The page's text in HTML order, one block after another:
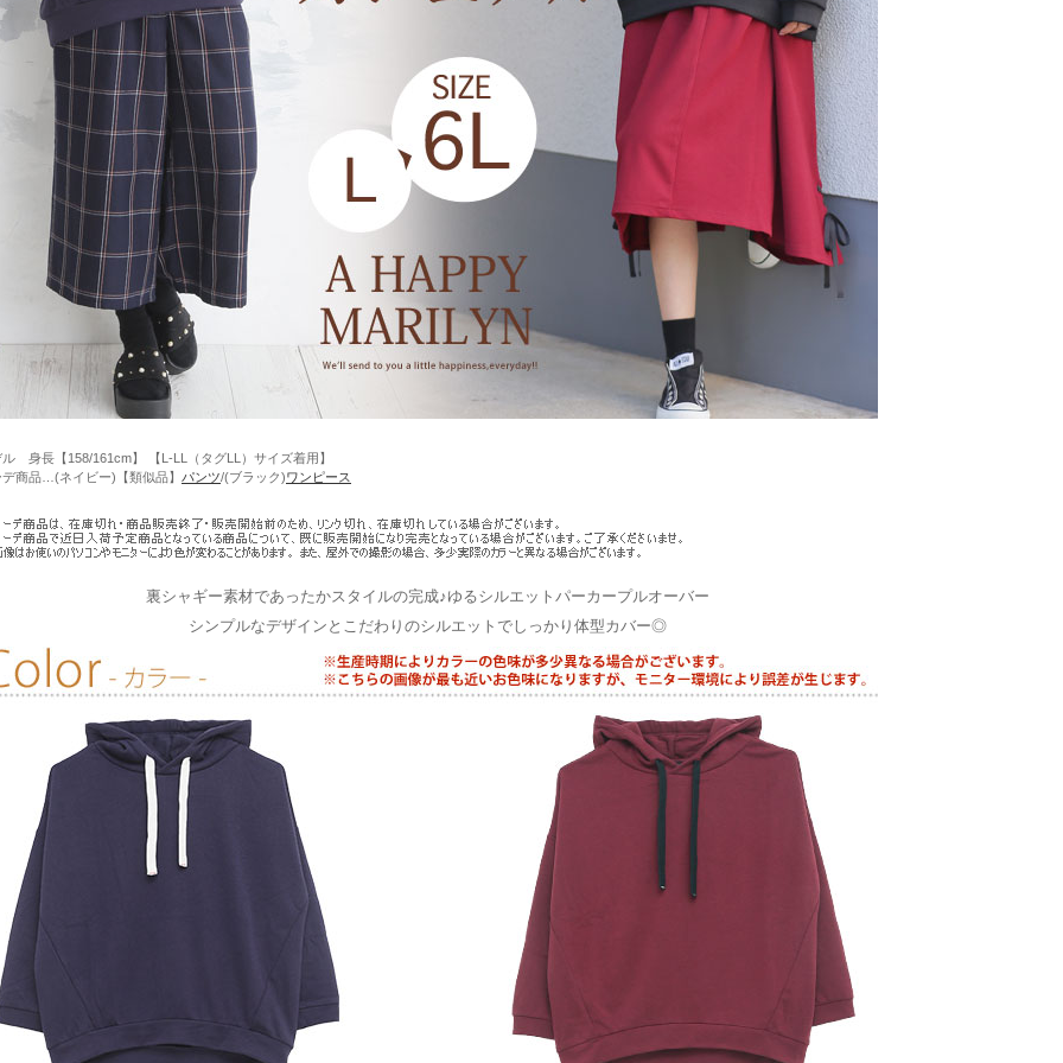
ル 身長【158/161cm】 【L-LL（タグLL）サイズ着用】
商品…(ネイビー)【類似品】 パンツ/(ブラック)ワンピース
裏シャギー素材であったかスタイルの完成♪ゆるシルエットパーカープルオーバー
シンプルなデザインとこだわりのシルエットでしっかり体型カバー◎